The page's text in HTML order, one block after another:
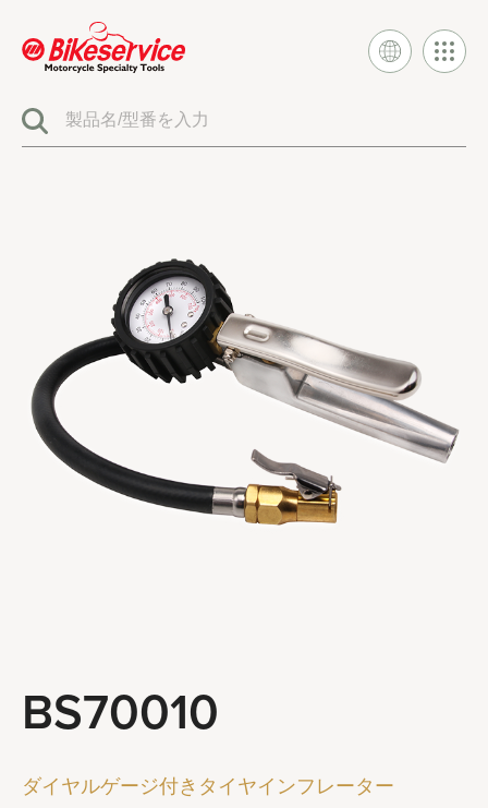
BIKESERVICE シグネチャー
電気システムツール
燃料噴射とキャブレターツール
エンジンシステムツール
クラッチとトランスミッションツール
ステアリングとサスペンションツール
会社概要
代理店
BS70010
ダイヤルゲージ付きタイヤインフレーター